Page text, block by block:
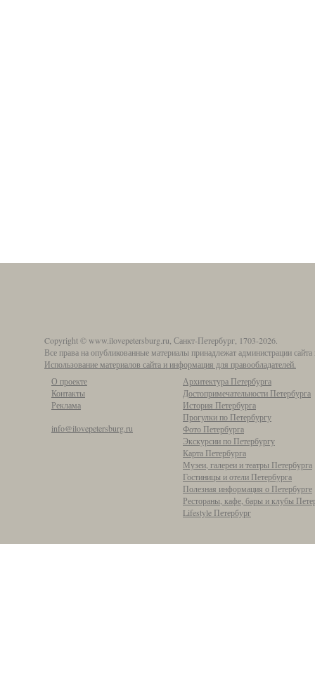
Copyright © www.ilovepetersburg.ru, Санкт-Петербург, 1703-2026.
Все права на опубликованные материалы принадлежат администрации
Использование материалов сайта и информация для правообладателей.
О проекте
Контакты
Реклама
info@ilovepetersburg.ru
Архитектура Петербурга
Достопримечательности Петербурга
История Петербурга
Прогулки по Петербургу
Фото Петербурга
Экскурсии по Петербургу
Карта Петербурга
Музеи, галереи и театры Петербурга
Гостиницы и отели Петербурга
Полезная информация о Петербурге
Рестораны, кафе, бары и клубы
Lifestyle Петербург